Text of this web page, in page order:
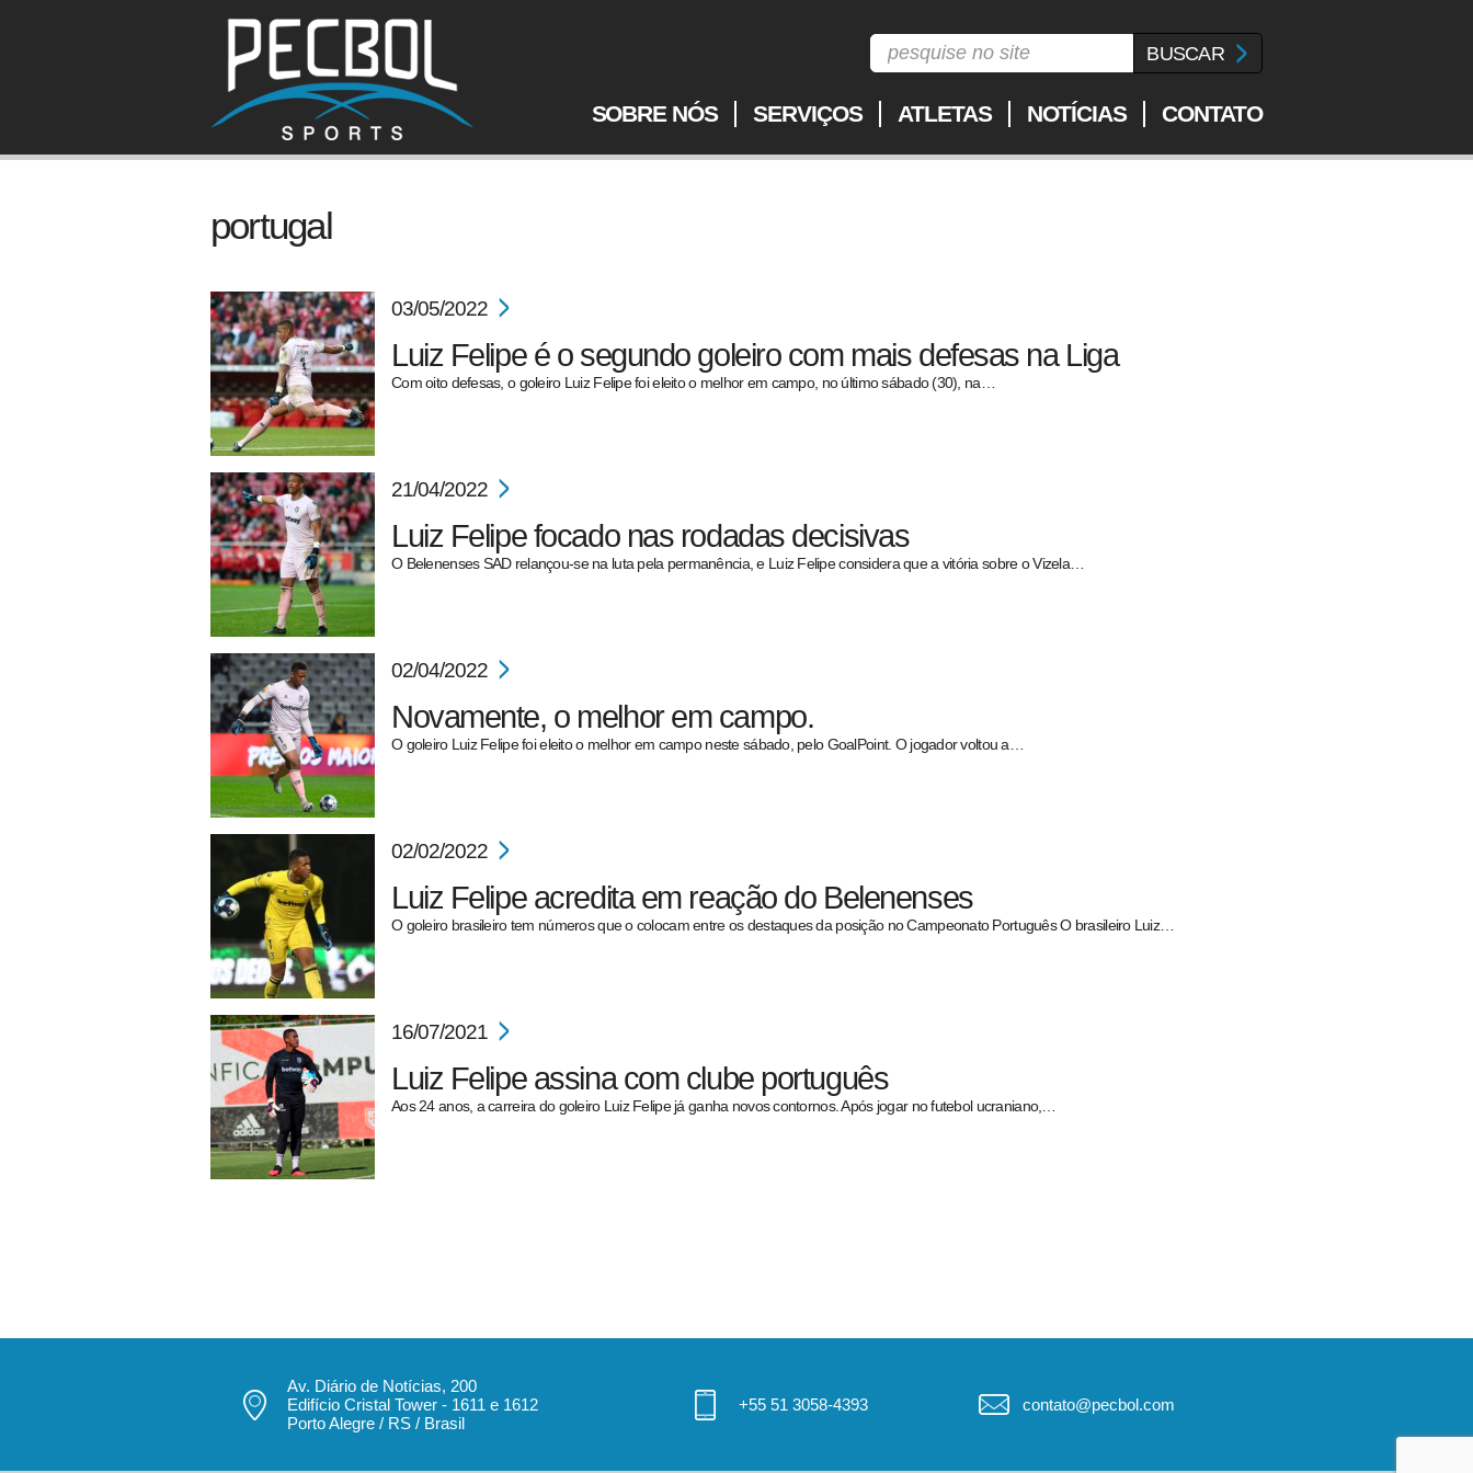
pecbol.com
SOBRE NÓS SERVIÇOS ATLETAS NOTÍCIAS CONTATO
portugal
03/05/2022
Luiz Felipe é o segundo goleiro com mais defesas na Liga
Com oito defesas, o goleiro Luiz Felipe foi eleito o melhor em campo, no último sábado (30), na…
21/04/2022
Luiz Felipe focado nas rodadas decisivas
O Belenenses SAD relançou-se na luta pela permanência, e Luiz Felipe considera que a vitória sobre o Vizela…
02/04/2022
Novamente, o melhor em campo.
O goleiro Luiz Felipe foi eleito o melhor em campo neste sábado, pelo GoalPoint. O jogador voltou a…
02/02/2022
Luiz Felipe acredita em reação do Belenenses
O goleiro brasileiro tem números que o colocam entre os destaques da posição no Campeonato Português O brasileiro Luiz…
16/07/2021
Luiz Felipe assina com clube português
Aos 24 anos, a carreira do goleiro Luiz Felipe já ganha novos contornos. Após jogar no futebol ucraniano,…
Av. Diário de Notícias, 200
Edifício Cristal Tower - 1611 e 1612
Porto Alegre / RS / Brasil
+55 51 3058-4393 contato@pecbol.com